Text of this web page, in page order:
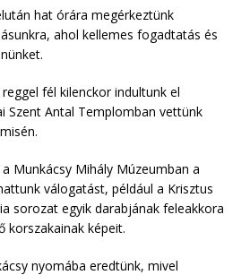
hat órára megérkeztünk
ahol kellemes fogadtatás és
fél kilenckor indultunk el
Szent Antal Templomban vettünk
Munkácsy Mihály Múzeumban a
válogatást, például a Krisztus
sorozat egyik darabjának feleakkora
korszakainak képeit.
nyomába eredtünk, mivel